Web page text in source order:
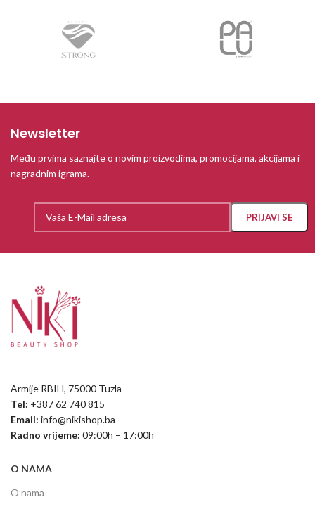
Newsletter
Među prvima saznajte o novim proizvodima, promocijama, akcijama i
nagradnim igrama.
Armije RBIH, 75000 Tuzla
Tel: +387 62 740 815
Email: info@nikishop.ba
Radno vrijeme: 09:00h – 17:00h
O NAMA
O nama